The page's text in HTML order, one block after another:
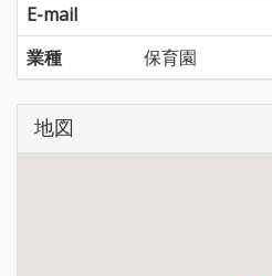
E-mail
業種
保育園
地図